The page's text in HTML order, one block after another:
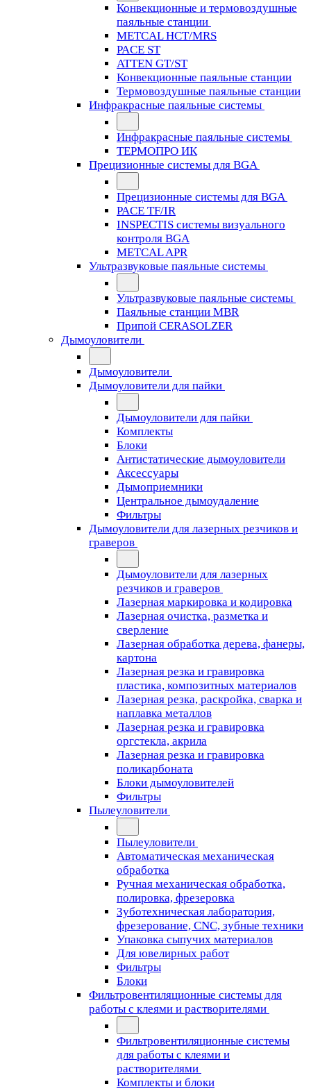
Конвекционные и термовоздушные
паяльные станции
METCAL HCT/MRS
PACE ST
ATTEN GT/ST
Конвекционные паяльные станции
Термовоздушные паяльные станции
Инфракрасные паяльные системы
Инфракрасные паяльные системы
ТЕРМОПРО ИК
Прецизионные системы для BGA
Прецизионные системы для BGA
PACE TF/IR
INSPECTIS системы визуального
контроля BGA
METCAL APR
Ультразвуковые паяльные системы
Ультразвуковые паяльные системы
Паяльные станции MBR
Припой CERASOLZER
Дымоуловители
Дымоуловители
Дымоуловители для пайки
Дымоуловители для пайки
Комплекты
Блоки
Антистатические дымоуловители
Аксессуары
Дымоприемники
Центральное дымоудаление
Фильтры
Дымоуловители для лазерных резчиков и
граверов
Дымоуловители для лазерных
резчиков и граверов
Лазерная маркировка и кодировка
Лазерная очистка, разметка и
сверление
Лазерная обработка дерева, фанеры,
картона
Лазерная резка и гравировка
пластика, композитных материалов
Лазерная резка, раскройка, сварка и
наплавка металлов
Лазерная резка и гравировка
оргстекла, акрила
Лазерная резка и гравировка
поликарбоната
Блоки дымоуловителей
Фильтры
Пылеуловители
Пылеуловители
Автоматическая механическая
обработка
Ручная механическая обработка,
полировка, фрезеровка
Зуботехническая лаборатория,
фрезерование, CNC, зубные техники
Упаковка сыпучих материалов
Для ювелирных работ
Фильтры
Блоки
Фильтровентиляционные системы для
работы с клеями и растворителями
Фильтровентиляционные системы
для работы с клеями и
растворителями
Комплекты и блоки